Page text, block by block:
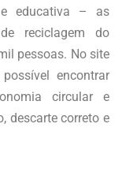
educativa – as
reciclagem do
pessoas. No site
encontrar
circular e
descarte correto e